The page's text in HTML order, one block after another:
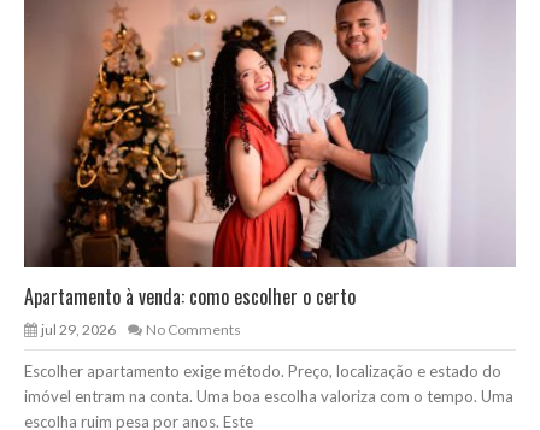
Apartamento à venda: como escolher o certo
jul 29, 2026 No Comments
Escolher apartamento exige método. Preço, localização e estado do
imóvel entram na conta. Uma boa escolha valoriza com o tempo. Uma
escolha ruim pesa por anos. Este